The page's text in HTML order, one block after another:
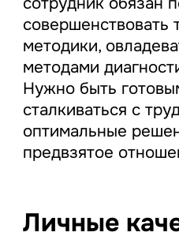
совершенствовать
методики,
методами
Нужно быть
сталкиваться с
оптимальные
предвзятое
Личные